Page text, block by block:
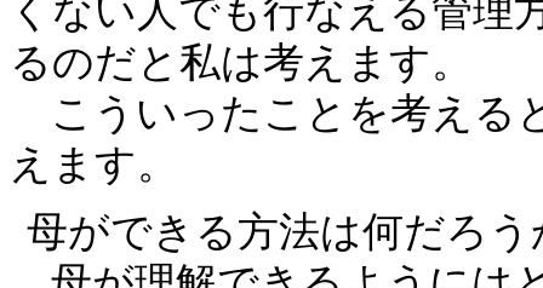
くない人でも行なえる管理
るのだと私は考えます。
こういったことを考える
えます。
母ができる方法は何だろう